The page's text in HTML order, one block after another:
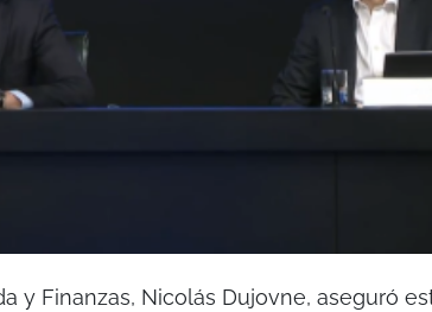
y Finanzas, Nicolás Dujovne, aseguró